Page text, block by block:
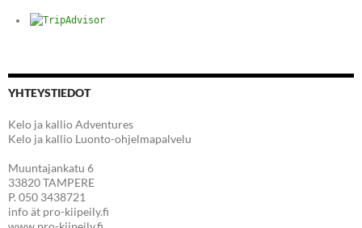
YHTEYSTIEDOT
Kelo ja kallio Adventures
Kelo ja kallio Luonto-ohjelmapalvelu
Muuntajankatu 6
33820 TAMPERE
P. 050 3438721
info ät pro-kiipeily.fi